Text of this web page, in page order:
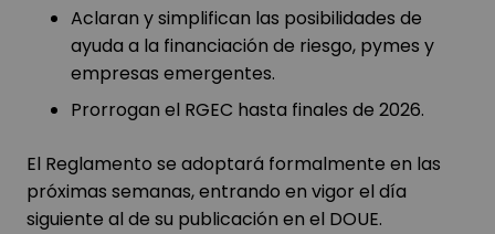
Aclaran y simplifican las posibilidades de
ayuda a la financiación de riesgo, pymes y
empresas emergentes.
Prorrogan el RGEC hasta finales de 2026.
El Reglamento se adoptará formalmente en las
próximas semanas, entrando en vigor el día
siguiente al de su publicación en el DOUE.